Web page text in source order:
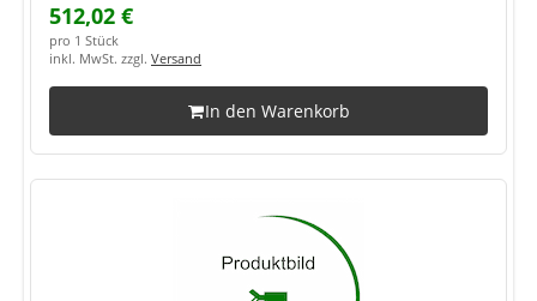
512,02 €
pro 1 Stück
inkl. MwSt. zzgl. Versand
In den Warenkorb